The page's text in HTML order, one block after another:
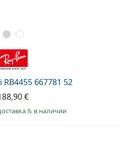
RB4455 667781 52
€
& в наличии